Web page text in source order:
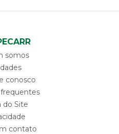
somos
conosco
do Site
contato